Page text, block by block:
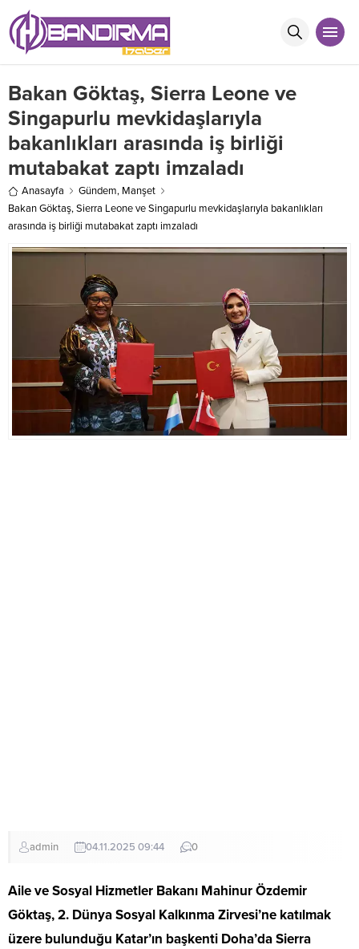
Bakan Göktaş, Sierra Leone ve
Singapurlu mevkidaşlarıyla
bakanlıkları arasında iş birliği
mutabakat zaptı imzaladı
Anasayfa Gündem, Manşet
Bakan Göktaş, Sierra Leone ve Singapurlu mevkidaşlarıyla bakanlıkları
arasında iş birliği mutabakat zaptı imzaladı
admin 04.11.2025 09:44 0
Aile ve Sosyal Hizmetler Bakanı Mahinur Özdemir
Göktaş, 2. Dünya Sosyal Kalkınma Zirvesi’ne katılmak
üzere bulunduğu Katar’ın başkenti Doha’da Sierra